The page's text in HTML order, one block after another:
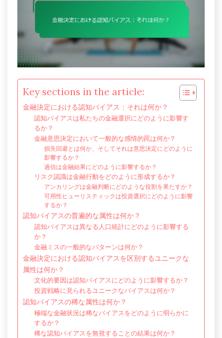
Key sections in the article:
金融決定における認知バイアス：それは何か？
認知バイアスは私たちの金融選択にどのように影響す
るか？
金融意思決定において一般的な感情的罠は何か？
損失回避とは何か、そしてそれは意思決定にどのように
影響するか？
過信は金融結果にどのように影響するか？
リスク認識は金融行動をどのように形成するか？
アンカリングは金融判断にどのような役割を果たすか？
可用性ヒューリスティックは投資選択にどのように影響
するか？
認知バイアスの普遍的な属性は何か？
認知バイアスは異なる人口統計にどのように影響する
か？
金融ミスの一般的なパターンは何か？
金融決定における認知バイアスを区別するユニークな
属性は何か？
文化的要因は認知バイアスにどのように影響するか？
投資戦略に見られるユニークなバイアスは何か？
認知バイアスの稀な属性は何か？
極端な金融状況は稀なバイアスをどのように明らかに
するか？
稀な認知バイアスを無視することの結果は何か？